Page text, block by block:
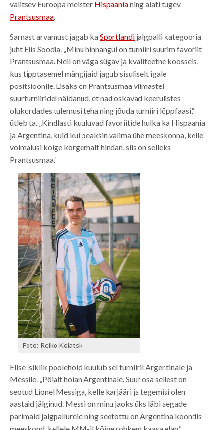
valitsev Euroopa meister Hispaanianing alati tugev
Prantsusmaa
Sarnast arvamust jagab kaSportlandi jalgpalli kategooria
juht Elis Soodla. „Minu hinnangul on turniiri suurim favoriit
Prantsusmaa. Neil on väga sügav ja kvaliteetne koosseis,
kus tipptasemel mängijaid jagub sisuliselt igale
positsioonile. Lisaks on Prantsusmaa viimastel
suurturniiridel näidanud, et nad oskavad keerulistes
olukordades tulemusi teha ning jõuda turniiri lõppfaasi,“
ütleb ta. „Kindlasti kuuluvad favoriitide hulka ka Hispaania
ja Argentina, kuid kui peaksin valima ühe meeskonna, kelle
võimalusi kõige kõrgemalt hindan, siis on selleks
Prantsusmaa.“
Foto: Reiko Kolatsk
Elise isiklik poolehoid kuulub sel turniiril Argentinale ja
Messile. „Pöialt hoian Argentinale. Suur osa sellest on
seotud Lionel Messiga, kelle karjääri ja tegemisi olen
aastaid jälginud. Messi on minu jaoks üks läbi aegade
parimaid jalgpallureid ning seetõttu on Argentina koondis